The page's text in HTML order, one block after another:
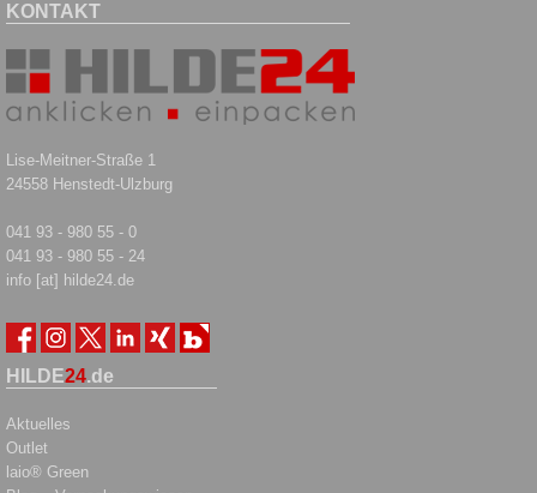
KONTAKT
Lise-Meitner-Straße 1
24558 Henstedt-Ulzburg
041 93 - 980 55 - 0
041 93 - 980 55 - 24
info [at] hilde24.de
HILDE24.de
Aktuelles
Outlet
laio® Green